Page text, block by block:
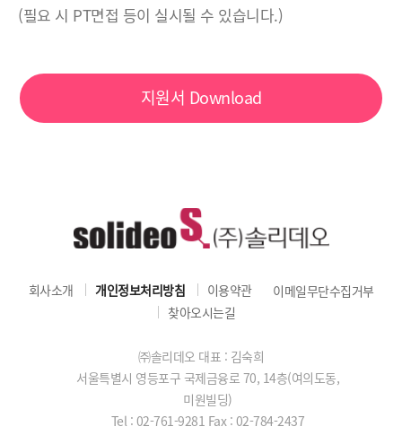
(필요 시 PT면접 등이 실시될 수 있습니다.)
지원서 Download
회사소개 개인정보처리방침 이용약관
이메일무단수집거부
찾아오시는길
㈜솔리데오 대표 : 김숙희
서울특별시 영등포구 국제금융로 70, 14층(여의도동,
미원빌딩)
Tel : 02-761-9281 Fax : 02-784-2437